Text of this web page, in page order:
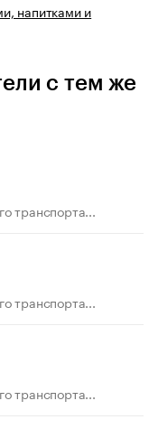
напитками и
с тем же
транспорта...
транспорта...
транспорта...